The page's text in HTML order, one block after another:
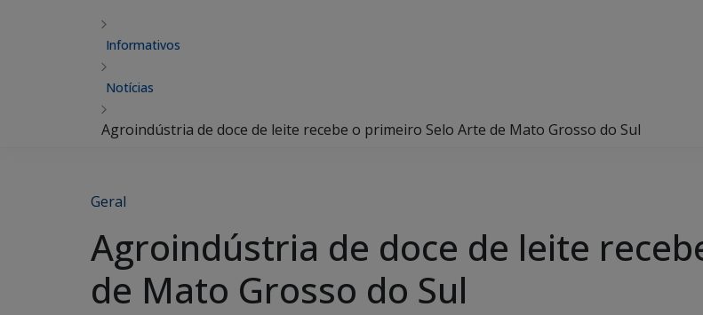
Informativos
Notícias
Agroindústria de doce de leite recebe o primeiro Selo Arte de Mato Grosso do Sul
Geral
Agroindústria de doce de leite
de Mato Grosso do Sul